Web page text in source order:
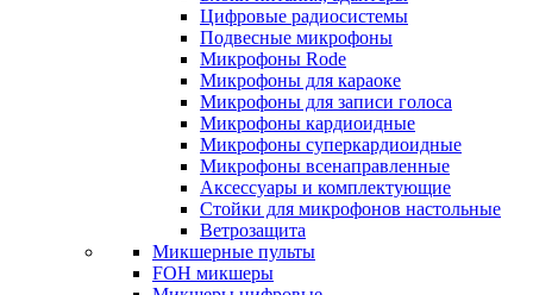
Цифровые радиосистемы
Подвесные микрофоны
Микрофоны Rode
Микрофоны для караоке
Микрофоны для записи голоса
Микрофоны кардиоидные
Микрофоны суперкардиоидные
Микрофоны всенаправленные
Аксессуары и комплектующие
Стойки для микрофонов настольные
Ветрозащита
Микшерные пульты
FOH микшеры